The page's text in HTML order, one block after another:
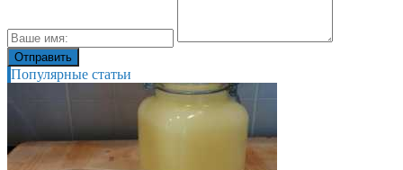
Популярные статьи